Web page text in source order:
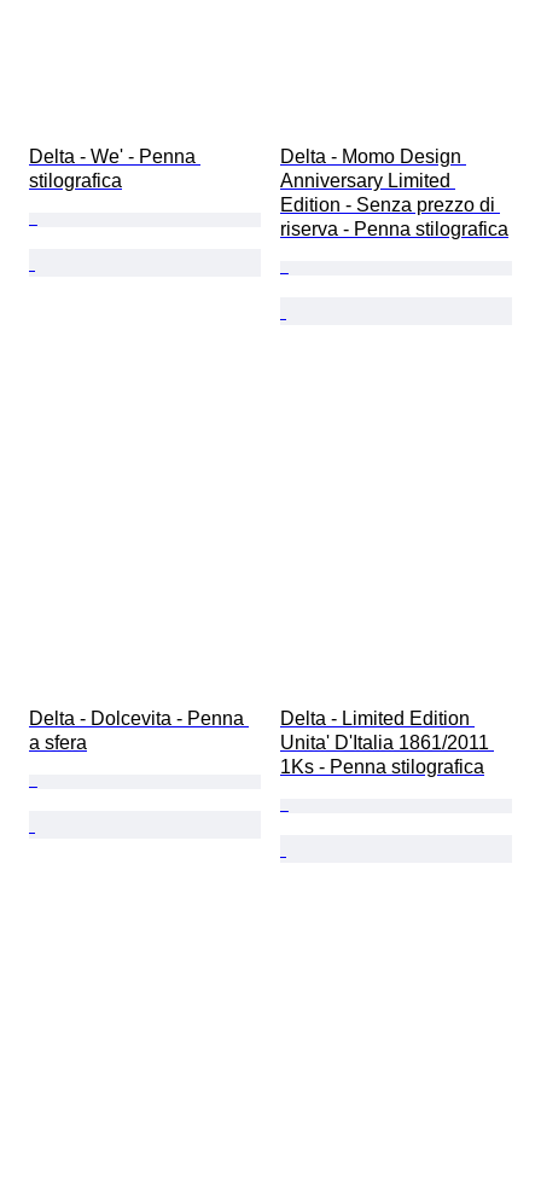
Delta - We' - Penna
stilografica
Delta - Momo Design
Anniversary Limited
Edition - Senza prezzo di
riserva - Penna stilografica
Delta - Dolcevita - Penna
a sfera
Delta - Limited Edition
Unita' D'Italia 1861/2011
1Ks - Penna stilografica